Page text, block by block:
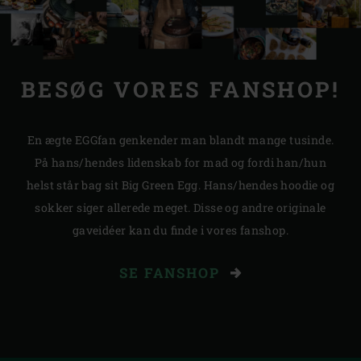
BESØG VORES FANSHOP!
En ægte EGG­fan genkender man blandt mange tusinde.
På hans/hendes lidenskab for mad og fordi han/hun
helst står bag sit Big Green Egg. Hans/hendes hoodie og
sokker siger allerede meget. Disse og andre originale
gaveidéer kan du finde i vores fanshop.
SE FANSHOP